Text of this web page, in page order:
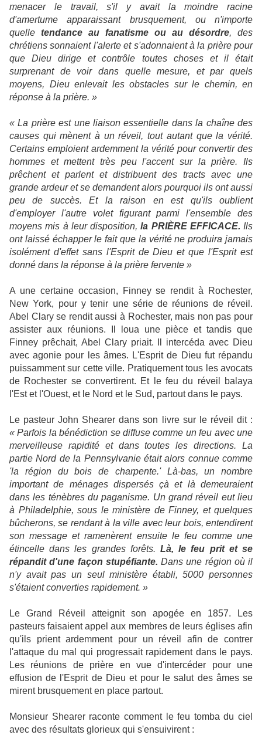
menacer le travail, s'il y avait la moindre racine
d'amertume apparaissant brusquement, ou n'importe
quelle tendance au fanatisme ou au désordre, des
chrétiens sonnaient l'alerte et s'adonnaient à la prière pour
que Dieu dirige et contrôle toutes choses et il était
surprenant de voir dans quelle mesure, et par quels
moyens, Dieu enlevait les obstacles sur le chemin, en
réponse à la prière. »
« La prière est une liaison essentielle dans la chaîne des
causes qui mènent à un réveil, tout autant que la vérité.
Certains emploient ardemment la vérité pour convertir des
hommes et mettent très peu l'accent sur la prière. Ils
prêchent et parlent et distribuent des tracts avec une
grande ardeur et se demandent alors pourquoi ils ont aussi
peu de succès. Et la raison en est qu'ils oublient
d'employer l'autre volet figurant parmi l'ensemble des
moyens mis à leur disposition,la PRIÈRE EFFICACE. Ils
ont laissé échapper le fait que la vérité ne produira jamais
isolément d'effet sans l'Esprit de Dieu et que l'Esprit est
donné dans la réponse à la prière fervente »
A une certaine occasion, Finney se rendit à Rochester,
New York, pour y tenir une série de réunions de réveil.
Abel Clary se rendit aussi à Rochester, mais non pas pour
assister aux réunions. Il loua une pièce et tandis que
Finney prêchait, Abel Clary priait. Il intercéda avec Dieu
avec agonie pour les âmes. L'Esprit de Dieu fut répandu
puissamment sur cette ville. Pratiquement tous les avocats
de Rochester se convertirent. Et le feu du réveil balaya
l'Est et l'Ouest, et le Nord et le Sud, partout dans le pays.
Le pasteur John Shearer dans son livre sur le réveil dit :
« Parfois la bénédiction se diffuse comme un feu avec une
merveilleuse rapidité et dans toutes les directions. La
partie Nord de la Pennsylvanie était alors connue comme
'la région du bois de charpente.' Là-bas, un nombre
important de ménages dispersés çà et là demeuraient
dans les ténèbres du paganisme. Un grand réveil eut lieu
à Philadelphie, sous le ministère de Finney, et quelques
bûcherons, se rendant à la ville avec leur bois, entendirent
son message et ramenèrent ensuite le feu comme une
étincelle dans les grandes forêts. Là, le feu prit et se
répandit d'une façon stupéfiante. Dans une région où il
n'y avait pas un seul ministère établi, 5000 personnes
s'étaient converties rapidement. »
Le Grand Réveil atteignit son apogée en 1857. Les
pasteurs faisaient appel aux membres de leurs églises afin
qu'ils prient ardemment pour un réveil afin de contrer
l'attaque du mal qui progressait rapidement dans le pays.
Les réunions de prière en vue d'intercéder pour une
effusion de l'Esprit de Dieu et pour le salut des âmes se
mirent brusquement en place partout.
Monsieur Shearer raconte comment le feu tomba du ciel
avec des résultats glorieux qui s'ensuivirent :